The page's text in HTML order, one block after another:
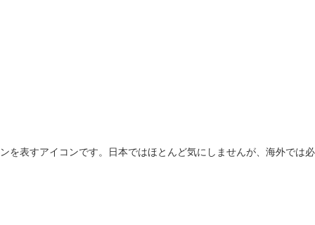
表すアイコンです。日本ではほとんど気にしませんが、海外では必